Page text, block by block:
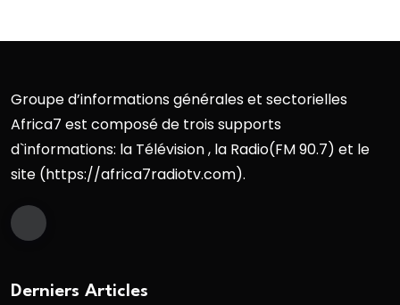
Groupe d’informations générales et sectorielles
Africa7 est composé de trois supports
d`informations: la Télévision , la Radio(FM 90.7) et le
site (https://africa7radiotv.com).
Derniers Articles